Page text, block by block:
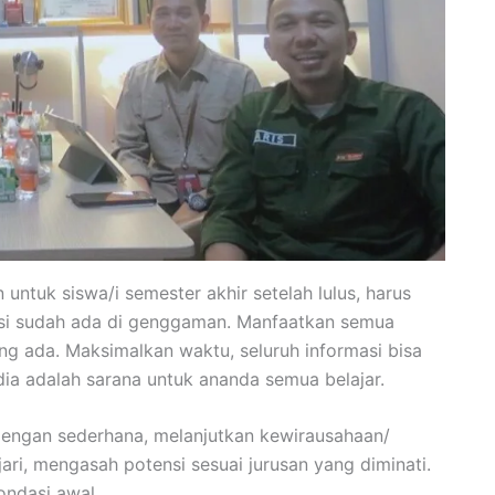
siswa/i semester akhir setelah lulus, harus
ada di genggaman. Manfaatkan semua
ada. Maksimalkan waktu, seluruh informasi bisa
adalah sarana untuk ananda semua belajar.
sederhana, melanjutkan kewirausahaan/
mengasah potensi sesuai jurusan yang diminati.